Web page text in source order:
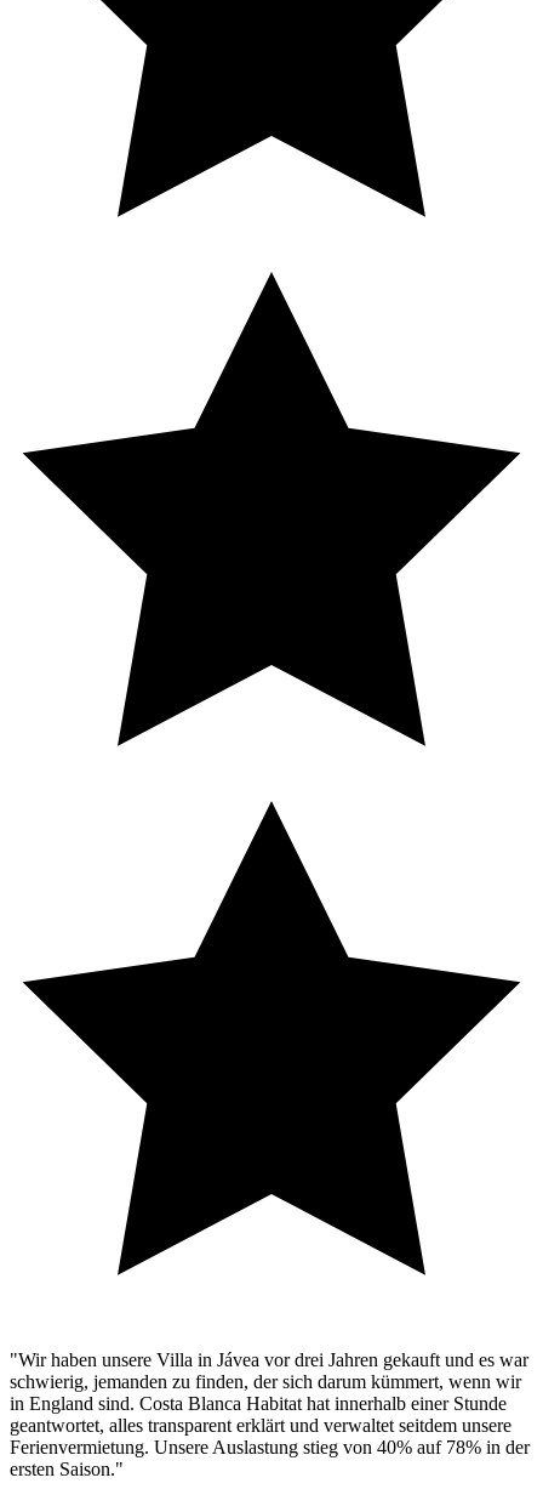
"Wir haben unsere Villa in Jávea vor drei Jahren gekauft und es war
schwierig, jemanden zu finden, der sich darum kümmert, wenn wir
in England sind. Costa Blanca Habitat hat innerhalb einer Stunde
geantwortet, alles transparent erklärt und verwaltet seitdem unsere
Ferienvermietung. Unsere Auslastung stieg von 40% auf 78% in der
ersten Saison."